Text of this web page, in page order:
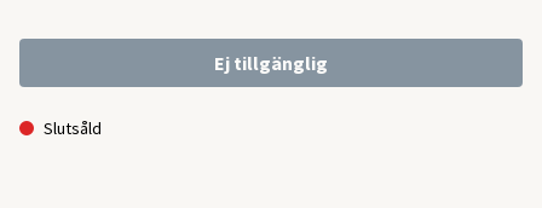
Ej tillgänglig
Slutsåld